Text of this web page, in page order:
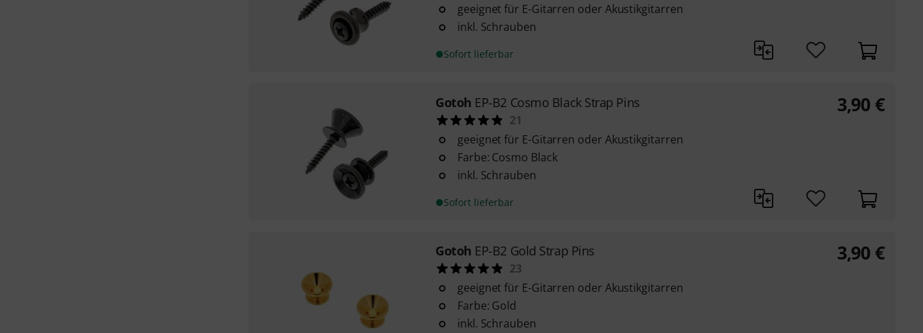
geeignet für E-Gitarren oder Akustikgitarren
inkl. Schrauben
Sofort lieferbar
Gotoh EP-B2 Cosmo Black Strap Pins
21
geeignet für E-Gitarren oder Akustikgitarren
Farbe: Cosmo Black
inkl. Schrauben
Sofort lieferbar
3,90 €
Gotoh EP-B2 Gold Strap Pins
23
geeignet für E-Gitarren oder Akustikgitarren
Farbe: Gold
inkl. Schrauben
3,90 €